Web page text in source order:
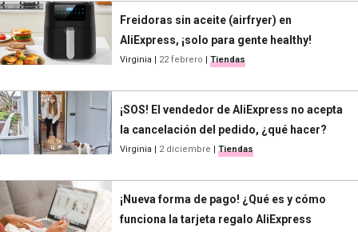
Freidoras sin aceite (airfryer) en
AliExpress, ¡solo para gente healthy!
Virginia 22 febrero Tiendas
¡SOS! El vendedor de AliExpress no acepta
la cancelación del pedido, ¿qué hacer?
Virginia 2 diciembre Tiendas
¡Nueva forma de pago! ¿Qué es y cómo
funciona la tarjeta regalo AliExpress